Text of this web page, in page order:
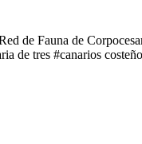
Fauna de
de tres #canarios